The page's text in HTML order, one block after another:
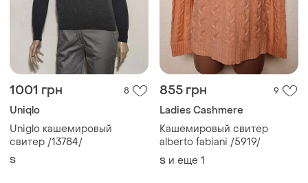
1001 грн 8
Uniqlo
Uniglo кашемировый
свитер /13784/
S
855 грн 9
Ladies Cashmere
Кашемировый свитер
alberto fabiani /5919/
S и еще 1